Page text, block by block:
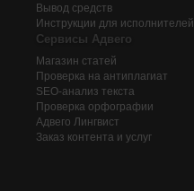
Вывод средств
Инструкции для исполнителей
Сервисы Адвего
Магазин статей
Проверка на антиплагиат
SEO-анализ текста
Проверка орфографии
Адвего Лингвист
Заказ контента и услуг